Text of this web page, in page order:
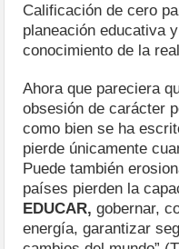
Calificación de cero
planeación educativa
conocimiento de la
Ahora que pareciera
obsesión de carácter
como bien se ha
pierde únicamente
Puede también
países pierden la
EDUCAR, gobernar,
energía, garantizar